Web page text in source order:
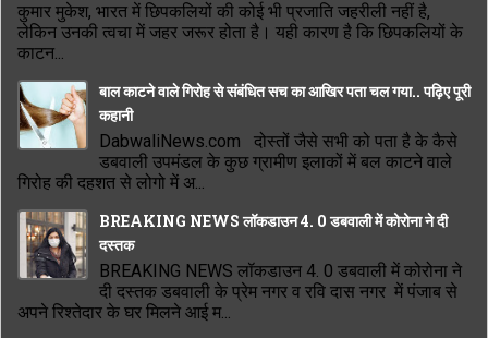
कुमार मुकेश, भारत में छिपकलियों की कोई भी प्रजाति जहरीली नहीं है,
लेकिन उनकी त्वचा में जहर जरूर होता है। यही कारण है कि छिपकलियों के
काटन...
बाल काटने वाले गिरोह से संबंधित सच का आखिर पता चल गया.. पढ़िए पूरी
कहानी
DabwaliNews.com दोस्तों जैसे सभी को पता है के कैसे
डबवाली उपमंडल के कुछ ग्रामीण इलाकों में बल काटने वाले
गिरोह की दहशत से लोगो में अ...
BREAKING NEWS लॉकडाउन 4. 0 डबवाली में कोरोना ने दी
दस्तक
BREAKING NEWS लॉकडाउन 4. 0 डबवाली में कोरोना ने
दी दस्तक डबवाली के प्रेम नगर व रवि दास नगर में पंजाब से
अपने रिश्तेदार के घर मिलने आई म...